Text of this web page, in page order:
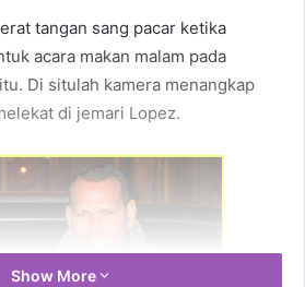
tangan sang pacar ketika
acara makan malam pada
Di situlah kamera menangkap
di jemari Lopez.
Show More